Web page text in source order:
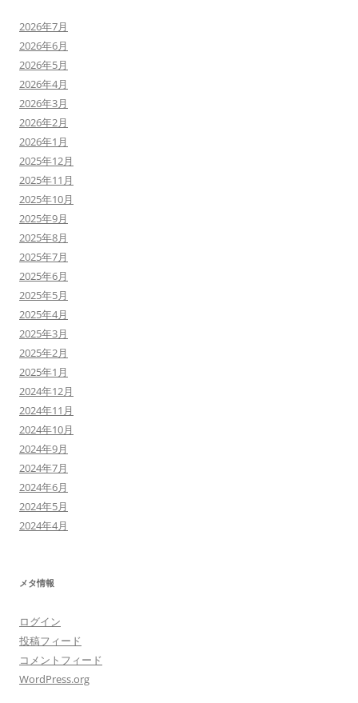
2026年7月
2026年6月
2026年5月
2026年4月
2026年3月
2026年2月
2026年1月
2025年12月
2025年11月
2025年10月
2025年9月
2025年8月
2025年7月
2025年6月
2025年5月
2025年4月
2025年3月
2025年2月
2025年1月
2024年12月
2024年11月
2024年10月
2024年9月
2024年7月
2024年6月
2024年5月
2024年4月
メタ情報
ログイン
投稿フィード
コメントフィード
WordPress.org